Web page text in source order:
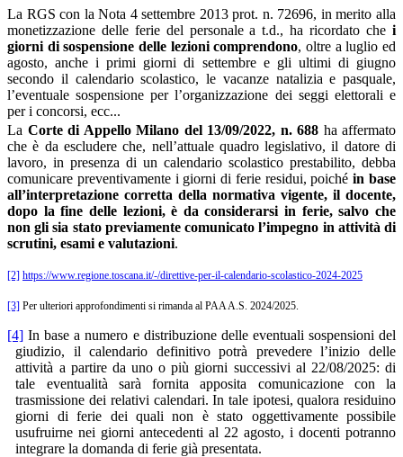
La RGS con la Nota 4 settembre 2013 prot. n. 72696, in merito alla
monetizzazione delle ferie del personale a t.d., ha ricordato che i
giorni di sospensione delle lezioni comprendono, oltre a luglio ed
agosto, anche i primi giorni di settembre e gli ultimi di giugno
secondo il calendario scolastico, le vacanze natalizia e pasquale,
l’eventuale sospensione per l’organizzazione dei seggi elettorali e
per i concorsi, ecc...
La Corte di Appello Milano del 13/09/2022, n. 688 ha affermato
che è da escludere che, nell’attuale quadro legislativo, il datore di
lavoro, in presenza di un calendario scolastico prestabilito, debba
comunicare preventivamente i giorni di ferie residui, poichéin base
all’interpretazione corretta della normativa vigente, il docente,
dopo la fine delle lezioni, è da considerarsi in ferie, salvo che
non gli sia stato previamente comunicato l’impegno in attività di
scrutini, esami e valutazioni.
[2] https://www.regione.toscana.it/-/direttive-per-il-calendario-scolastico-2024-2025
[3] Per ulteriori approfondimenti si rimanda al PAA A.S. 2024/2025.
[4] In base a numero e distribuzione delle eventuali sospensioni del
giudizio, il calendario definitivo potrà prevedere l’inizio delle
attività a partire da uno o più giorni successivi al 22/08/2025: di
tale eventualità sarà fornita apposita comunicazione con la
trasmissione dei relativi calendari. In tale ipotesi, qualora residuino
giorni di ferie dei quali non è stato oggettivamente possibile
usufruirne nei giorni antecedenti al 22 agosto, i docenti potranno
integrare la domanda di ferie già presentata.